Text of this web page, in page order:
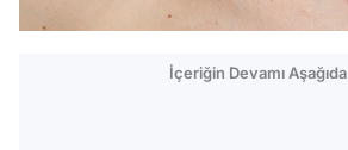
İçeriğin Devamı Aşağıda